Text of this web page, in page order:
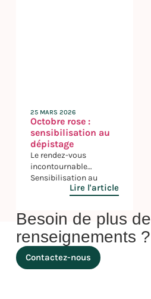
25 MARS 2026
Octobre rose :
sensibilisation au
dépistage
Le rendez-vous
incontournable
Sensibilisation au
dépistage Ce jeudi 9
Camus participé à la
campagne de
sensibilisation au
dépistage du cancer du
sein pour soutenir cet
évènement planétaire.
Lire l'article
Besoin de plus de
renseignements ?
Contactez-nous